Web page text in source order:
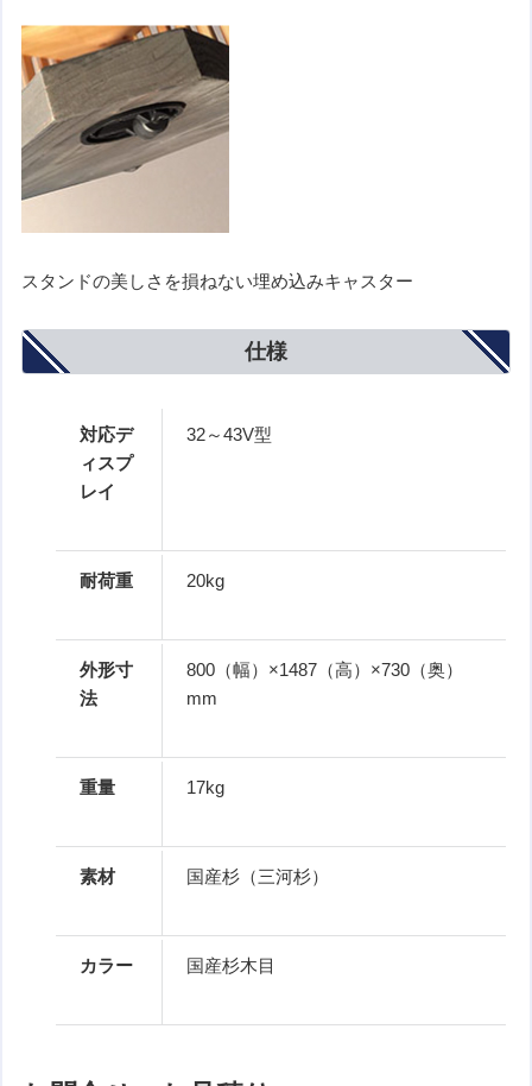
スタンドの美しさを損ねない埋め込みキャスター
仕様
対応デ
ィスプ
レイ
32～43V型
耐荷重 20kg
外形寸
法
800（幅）×1487（高）×730（奥）
mm
重量 17kg
素材 国産杉（三河杉）
カラー 国産杉木目